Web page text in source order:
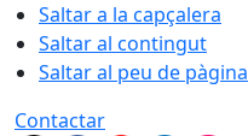
Saltar a la capçalera
Saltar al contingut
Saltar al peu de pàgina
Contactar